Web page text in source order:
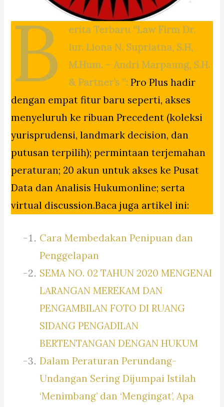
B
erita Terbaru “Law Firm Dr.
iur. Liona N. Supriatna, S.H,
M.Hum. – Andri Marpaung, S.H.
& Partner’s ”: Pro Plus hadir
dengan empat fitur baru seperti, akses
menyeluruh ke ribuan Precedent (koleksi
yurisprudensi, landmark decision, dan
putusan terpilih); permintaan terjemahan
peraturan; 20 akun untuk akses ke Pusat
Data dan Analisis Hukumonline; serta
virtual discussion.Baca juga artikel ini:
Cara Membedakan Penipuan dan
Penggelapan
SEMA NO. 02 TAHUN 2020 MENGENAI
LARANGAN MEREKAM DAN
PENGAMBILAN FOTO DI RUANG
SIDANG PENGADILAN
BERTENTANGAN DENGAN HUKUM
Dalam Peraturan Perundang-
Undangan Sering Dijumpai Istilah
‘Menimbang’ dan ‘Mengingat’, Apa